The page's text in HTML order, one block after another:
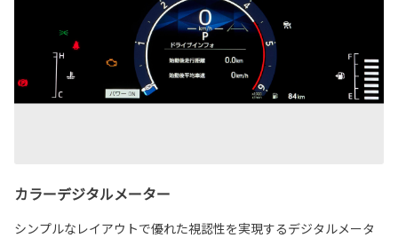
カラーデジタルメーター
シンプルなレイアウトで優れた視認性を実現するデジタルメータ